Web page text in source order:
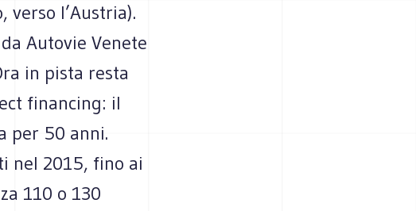
verso l’Austria).
Autovie Venete
in pista resta
financing: il
per 50 anni.
nel 2015, fino ai
110 o 130